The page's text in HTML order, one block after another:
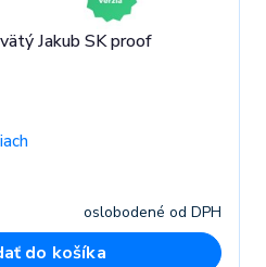
Jakub SK proof
oslobodené od DPH
do košíka